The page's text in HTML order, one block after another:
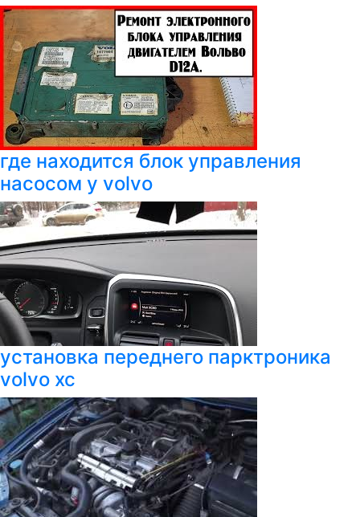
где находится блок управления
насосом у volvo
установка переднего парктроника
volvo xc